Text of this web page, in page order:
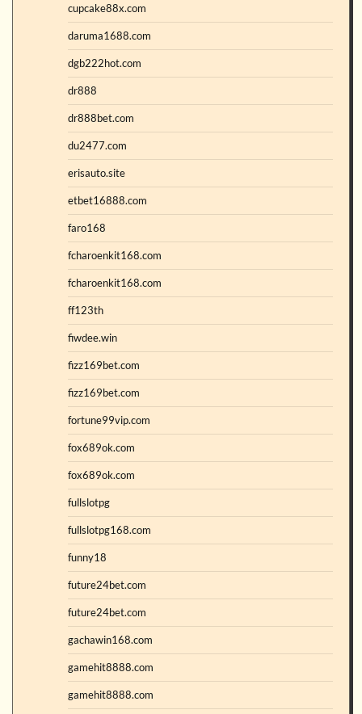
cupcake88x.com
daruma1688.com
dgb222hot.com
dr888
dr888bet.com
du2477.com
erisauto.site
etbet16888.com
faro168
fcharoenkit168.com
fcharoenkit168.com
ff123th
fiwdee.win
fizz169bet.com
fizz169bet.com
fortune99vip.com
fox689ok.com
fox689ok.com
fullslotpg
fullslotpg168.com
funny18
future24bet.com
future24bet.com
gachawin168.com
gamehit8888.com
gamehit8888.com